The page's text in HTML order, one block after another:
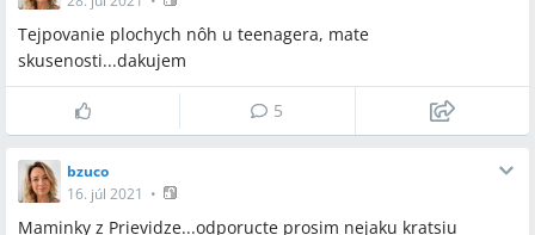
Tejpovanie plochych nôh u teenagera, mate
skusenosti...dakujem
5
bzuco
16. júl 2021 •
Maminky z Prievidze...odporucte prosim nejaku kratsiu